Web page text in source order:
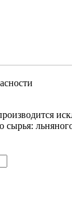
сырья: